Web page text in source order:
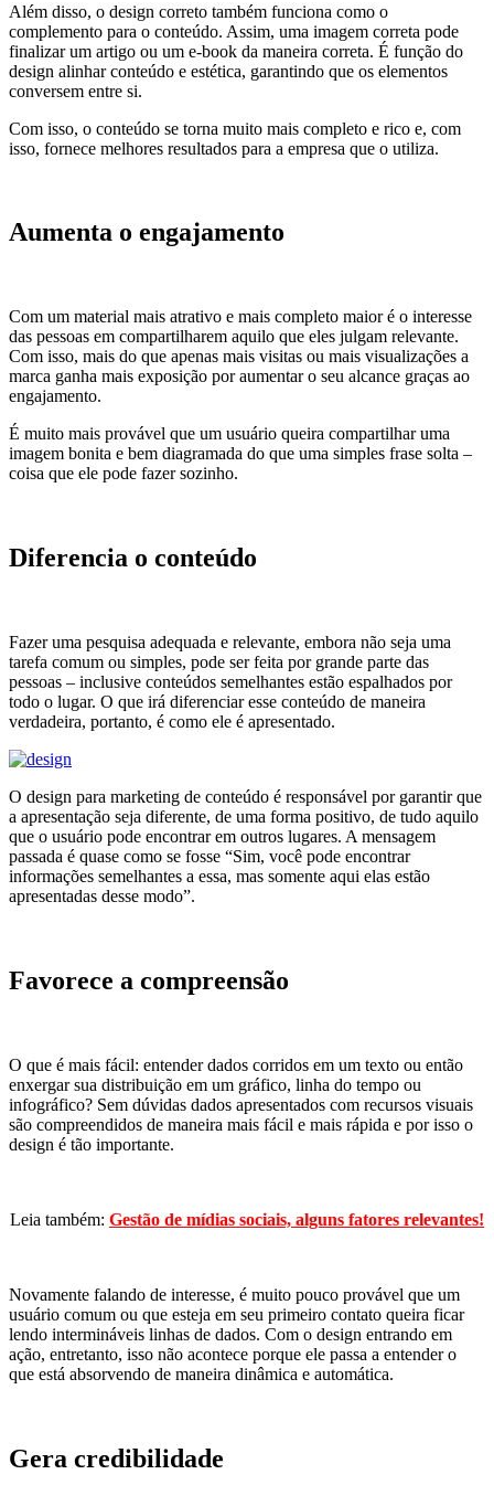
Além disso, o design correto também funciona como o
complemento para o conteúdo. Assim, uma imagem correta pode
finalizar um artigo ou um e-book da maneira correta. É função do
design alinhar conteúdo e estética, garantindo que os elementos
conversem entre si.
Com isso, o conteúdo se torna muito mais completo e rico e, com
isso, fornece melhores resultados para a empresa que o utiliza.
Aumenta o engajamento
Com um material mais atrativo e mais completo maior é o interesse
das pessoas em compartilharem aquilo que eles julgam relevante.
Com isso, mais do que apenas mais visitas ou mais visualizações a
marca ganha mais exposição por aumentar o seu alcance graças ao
engajamento.
É muito mais provável que um usuário queira compartilhar uma
imagem bonita e bem diagramada do que uma simples frase solta –
coisa que ele pode fazer sozinho.
Diferencia o conteúdo
Fazer uma pesquisa adequada e relevante, embora não seja uma
tarefa comum ou simples, pode ser feita por grande parte das
pessoas – inclusive conteúdos semelhantes estão espalhados por
todo o lugar. O que irá diferenciar esse conteúdo de maneira
verdadeira, portanto, é como ele é apresentado.
O design para marketing de conteúdo é responsável por garantir que
a apresentação seja diferente, de uma forma positivo, de tudo aquilo
que o usuário pode encontrar em outros lugares. A mensagem
passada é quase como se fosse “Sim, você pode encontrar
informações semelhantes a essa, mas somente aqui elas estão
apresentadas desse modo”.
Favorece a compreensão
O que é mais fácil: entender dados corridos em um texto ou então
enxergar sua distribuição em um gráfico, linha do tempo ou
infográfico? Sem dúvidas dados apresentados com recursos visuais
são compreendidos de maneira mais fácil e mais rápida e por isso o
design é tão importante.
Leia também: Gestão de mídias sociais, alguns fatores relevantes!
Novamente falando de interesse, é muito pouco provável que um
usuário comum ou que esteja em seu primeiro contato queira ficar
lendo intermináveis linhas de dados. Com o design entrando em
ação, entretanto, isso não acontece porque ele passa a entender o
que está absorvendo de maneira dinâmica e automática.
Gera credibilidade